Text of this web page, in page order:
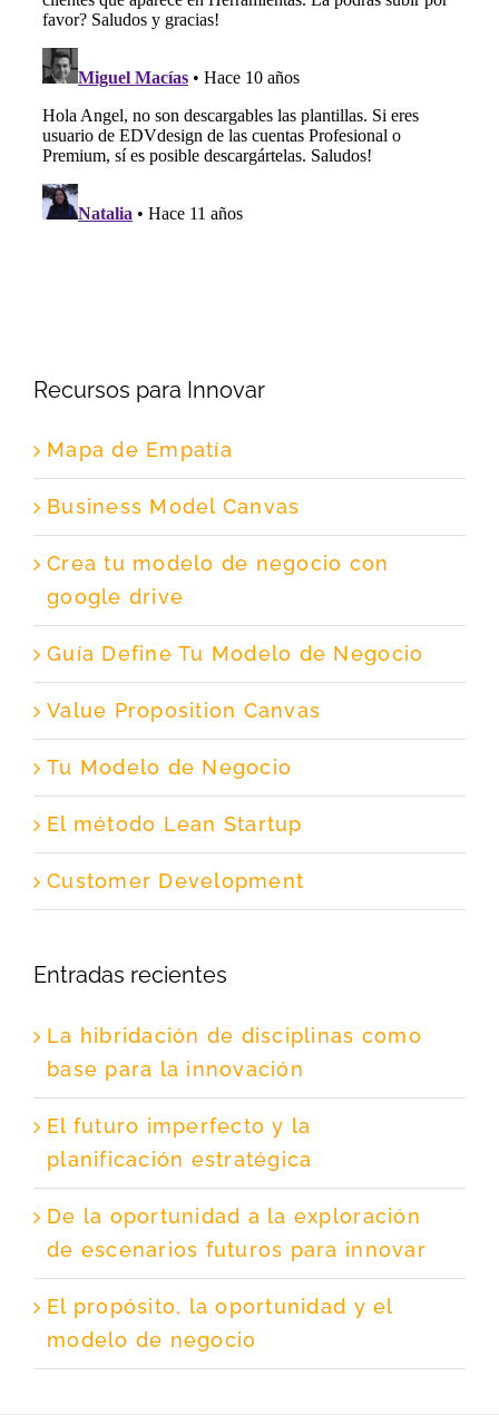
Recursos para Innovar
Mapa de Empatía
Business Model Canvas
Crea tu modelo de negocio con
google drive
Guía Define Tu Modelo de Negocio
Value Proposition Canvas
Tu Modelo de Negocio
El método Lean Startup
Customer Development
Entradas recientes
La hibridación de disciplinas como
base para la innovación
El futuro imperfecto y la
planificación estratégica
De la oportunidad a la exploración
de escenarios futuros para innovar
El propósito, la oportunidad y el
modelo de negocio